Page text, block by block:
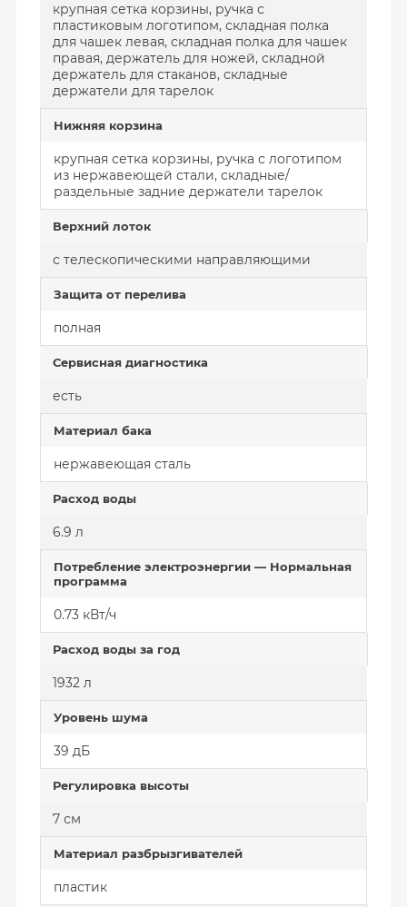
крупная сетка корзины, ручка с
пластиковым логотипом, складная полка
для чашек левая, складная полка для чашек
правая, держатель для ножей, складной
держатель для стаканов, складные
держатели для тарелок
Нижняя корзина
крупная сетка корзины, ручка с логотипом
из нержавеющей стали, складные/
раздельные задние держатели тарелок
Верхний лоток
с телескопическими направляющими
Защита от перелива
полная
Сервисная диагностика
есть
Материал бака
нержавеющая сталь
Расход воды
6.9 л
Потребление электроэнергии — Нормальная
программа
0.73 кВт/ч
Расход воды за год
1932 л
Уровень шума
39 дБ
Регулировка высоты
7 см
Материал разбрызгивателей
пластик